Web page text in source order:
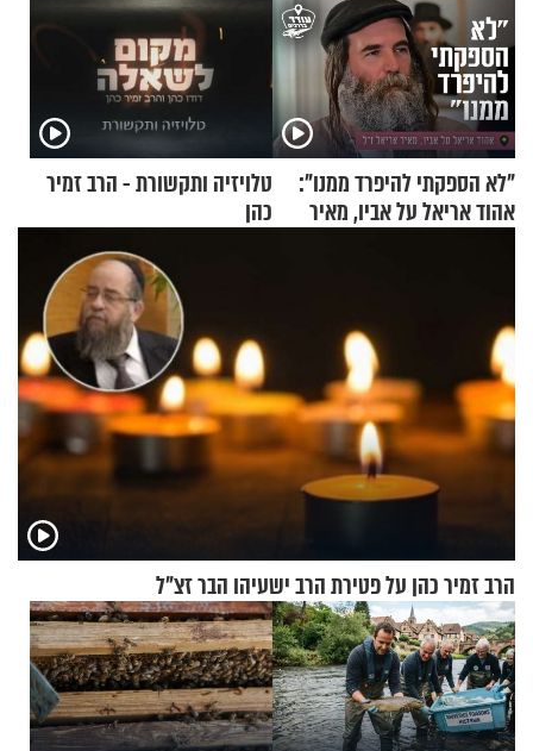
"לא הספקתי להיפרד ממנו":
אהוד אריאל על אביו, מאיר
טלויזיה ותקשורת - הרב זמיר
כהן
הרב זמיר כהן על פטירת הרב ישעיהו הבר זצ"ל